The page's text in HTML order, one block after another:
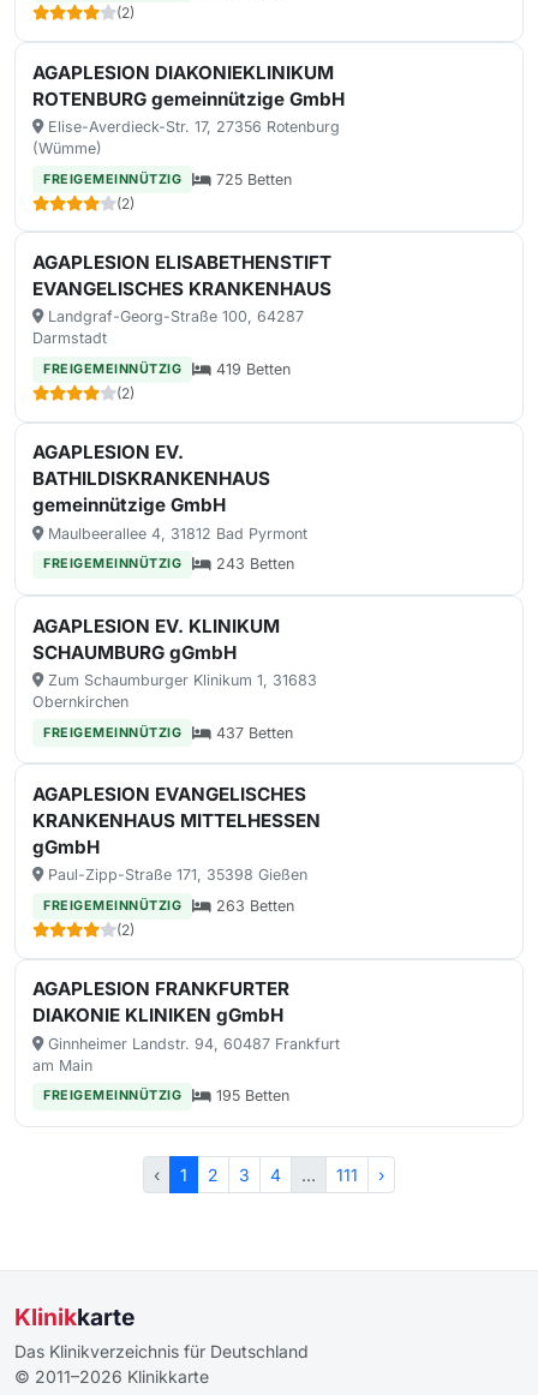
(2)
AGAPLESION DIAKONIEKLINIKUM
ROTENBURG gemeinnützige GmbH
Elise-Averdieck-Str. 17, 27356 Rotenburg
(Wümme)
FREIGEMEINNÜTZIG
725 Betten
(2)
AGAPLESION ELISABETHENSTIFT
EVANGELISCHES KRANKENHAUS
Landgraf-Georg-Straße 100, 64287
Darmstadt
FREIGEMEINNÜTZIG
419 Betten
(2)
AGAPLESION EV.
BATHILDISKRANKENHAUS
gemeinnützige GmbH
Maulbeerallee 4, 31812 Bad Pyrmont
FREIGEMEINNÜTZIG 243 Betten
AGAPLESION EV. KLINIKUM
SCHAUMBURG gGmbH
Zum Schaumburger Klinikum 1, 31683
Obernkirchen
FREIGEMEINNÜTZIG 437 Betten
AGAPLESION EVANGELISCHES
KRANKENHAUS MITTELHESSEN
gGmbH
Paul-Zipp-Straße 171, 35398 Gießen
FREIGEMEINNÜTZIG
263 Betten
(2)
AGAPLESION FRANKFURTER
DIAKONIE KLINIKEN gGmbH
Ginnheimer Landstr. 94, 60487 Frankfurt
am Main
FREIGEMEINNÜTZIG 195 Betten
‹ 1 2 3 4 … 111 ›
Klinikkarte
Das Klinikverzeichnis für Deutschland
© 2011–2026 Klinikkarte